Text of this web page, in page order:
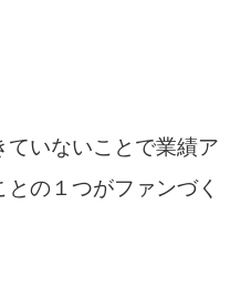
ていないことで業績ア
の１つがファンづく